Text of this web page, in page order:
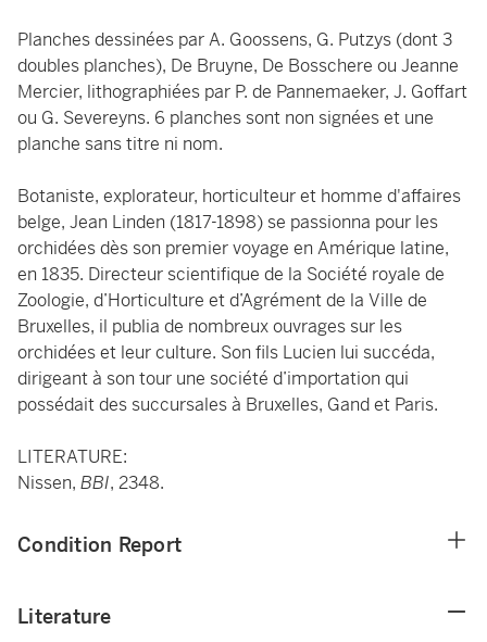
Planches dessinées par A. Goossens, G. Putzys (dont 3
doubles planches), De Bruyne, De Bosschere ou Jeanne
Mercier, lithographiées par P. de Pannemaeker, J. Goffart
ou G. Severeyns. 6 planches sont non signées et une
planche sans titre ni nom.
Botaniste, explorateur, horticulteur et homme d'affaires
belge, Jean Linden (1817-1898) se passionna pour les
orchidées dès son premier voyage en Amérique latine,
en 1835. Directeur scientifique de la Société royale de
Zoologie, d’Horticulture et d’Agrément de la Ville de
Bruxelles, il publia de nombreux ouvrages sur les
orchidées et leur culture. Son fils Lucien lui succéda,
dirigeant à son tour une société d’importation qui
possédait des succursales à Bruxelles, Gand et Paris.
LITERATURE:
Nissen, BBI, 2348.
Condition Report
Literature